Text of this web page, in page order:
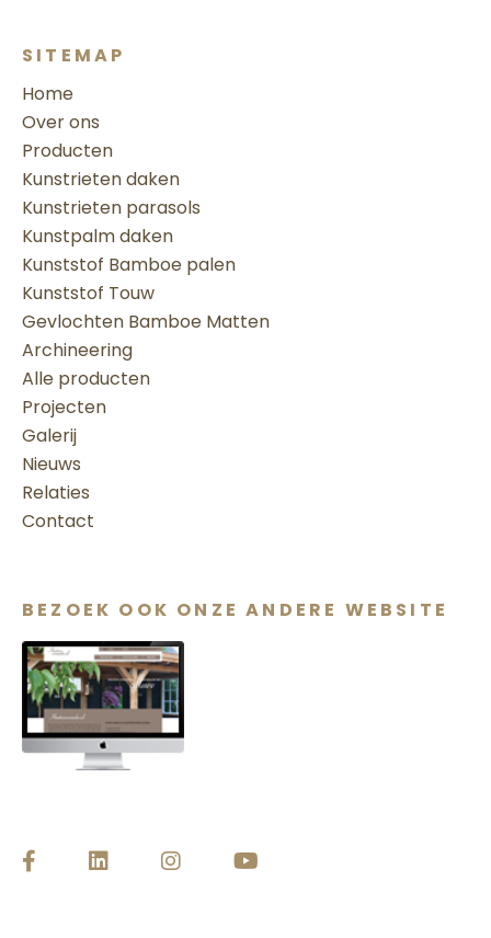
SITEMAP
Home
Over ons
Producten
Kunstrieten daken
Kunstrieten parasols
Kunstpalm daken
Kunststof Bamboe palen
Kunststof Touw
Gevlochten Bamboe Matten
Archineering
Alle producten
Projecten
Galerij
Nieuws
Relaties
Contact
BEZOEK OOK ONZE ANDERE WEBSITE